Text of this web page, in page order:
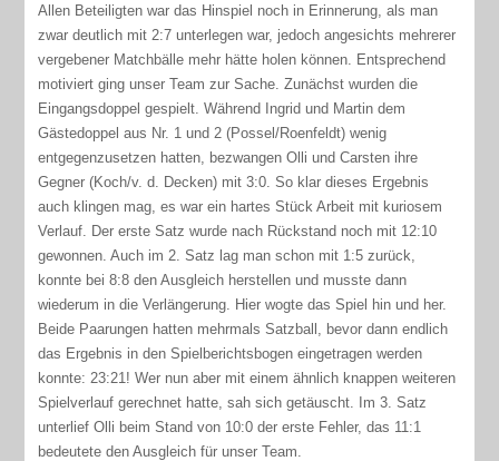
Allen Beteiligten war das Hinspiel noch in Erinnerung, als man
zwar deutlich mit 2:7 unterlegen war, jedoch angesichts mehrerer
vergebener Matchbälle mehr hätte holen können. Entsprechend
motiviert ging unser Team zur Sache. Zunächst wurden die
Eingangsdoppel gespielt. Während Ingrid und Martin dem
Gästedoppel aus Nr. 1 und 2 (Possel/Roenfeldt) wenig
entgegenzusetzen hatten, bezwangen Olli und Carsten ihre
Gegner (Koch/v. d. Decken) mit 3:0. So klar dieses Ergebnis
auch klingen mag, es war ein hartes Stück Arbeit mit kuriosem
Verlauf. Der erste Satz wurde nach Rückstand noch mit 12:10
gewonnen. Auch im 2. Satz lag man schon mit 1:5 zurück,
konnte bei 8:8 den Ausgleich herstellen und musste dann
wiederum in die Verlängerung. Hier wogte das Spiel hin und her.
Beide Paarungen hatten mehrmals Satzball, bevor dann endlich
das Ergebnis in den Spielberichtsbogen eingetragen werden
konnte: 23:21! Wer nun aber mit einem ähnlich knappen weiteren
Spielverlauf gerechnet hatte, sah sich getäuscht. Im 3. Satz
unterlief Olli beim Stand von 10:0 der erste Fehler, das 11:1
bedeutete den Ausgleich für unser Team.